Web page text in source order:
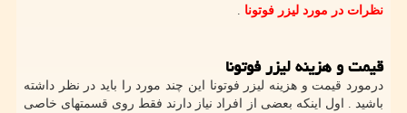
نظرات در مورد لیزر فوتونا .
قیمت و هزینه لیزر فوتونا
درمورد قیمت و هزینه لیزر فوتونا این چند مورد را باید در نظر داشته
باشید . اول اینکه بعضی از افراد نیاز دارند فقط روی قسمتهای خاصی